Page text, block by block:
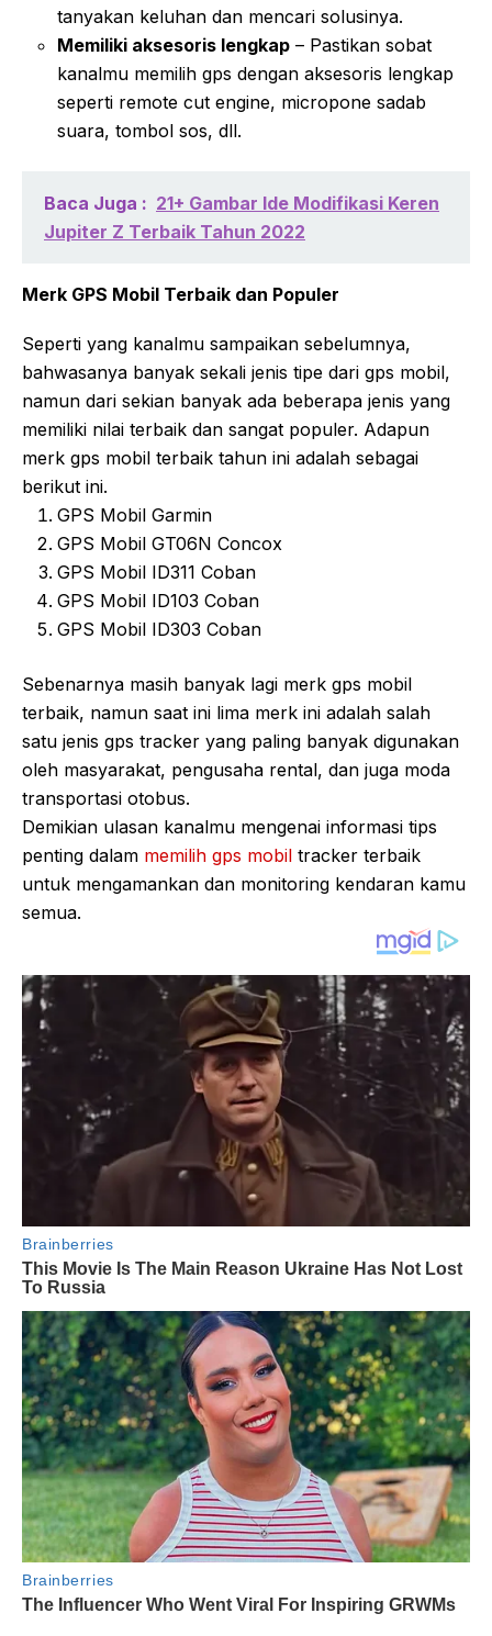
tanyakan keluhan dan mencari solusinya.
Memiliki aksesoris lengkap – Pastikan sobat
kanalmu memilih gps dengan aksesoris lengkap
seperti remote cut engine, micropone sadab
suara, tombol sos, dll.
Baca Juga : 21+ Gambar Ide Modifikasi Keren
Jupiter Z Terbaik Tahun 2022
Merk GPS Mobil Terbaik dan Populer
Seperti yang kanalmu sampaikan sebelumnya,
bahwasanya banyak sekali jenis tipe dari gps mobil,
namun dari sekian banyak ada beberapa jenis yang
memiliki nilai terbaik dan sangat populer. Adapun
merk gps mobil terbaik tahun ini adalah sebagai
berikut ini.
GPS Mobil Garmin
GPS Mobil GT06N Concox
GPS Mobil ID311 Coban
GPS Mobil ID103 Coban
GPS Mobil ID303 Coban
Sebenarnya masih banyak lagi merk gps mobil
terbaik, namun saat ini lima merk ini adalah salah
satu jenis gps tracker yang paling banyak digunakan
oleh masyarakat, pengusaha rental, dan juga moda
transportasi otobus.
Demikian ulasan kanalmu mengenai informasi tips
penting dalam memilih gps mobil tracker terbaik
untuk mengamankan dan monitoring kendaran kamu
semua.